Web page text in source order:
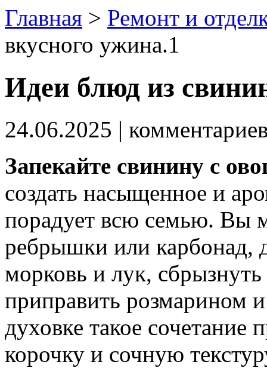
Главная > Ремонт и
вкусного ужина.1
Идеи блюд из
24.06.2025 |
Запекайте свинину с
создать насыщенное и
порадует всю семью. Вы
ребрышки или карбонад,
морковь и лук,
приправить розмарином
духовке такое сочетание
корочку и сочную